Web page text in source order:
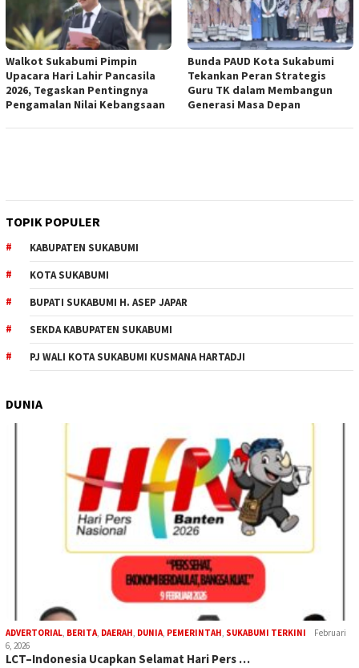
Walkot Sukabumi Pimpin
Upacara Hari Lahir Pancasila
2026, Tegaskan Pentingnya
Pengamalan Nilai Kebangsaan
Bunda PAUD Kota Sukabumi
Tekankan Peran Strategis
Guru TK dalam Membangun
Generasi Masa Depan
TOPIK POPULER
KABUPATEN SUKABUMI
KOTA SUKABUMI
BUPATI SUKABUMI H. ASEP JAPAR
SEKDA KABUPATEN SUKABUMI
PJ WALI KOTA SUKABUMI KUSMANA HARTADJI
DUNIA
ADVERTORIAL, BERITA, DAERAH, DUNIA, PEMERINTAH, SUKABUMI TERKINI
Februari
6, 2026
LCT–Indonesia Ucapkan Selamat Hari Pers …